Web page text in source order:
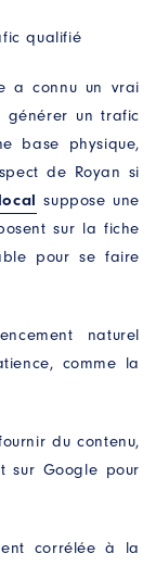
qualifié
a connu un vrai
générer un trafic
base physique,
de Royan si
suppose une
sur la fiche
pour se faire
naturel
comme la
du contenu,
sur Google pour
corrélée à la